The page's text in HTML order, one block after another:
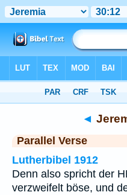
◄
Parallel Verse
Lutherbibel 1912
Denn also spricht der
verzweifelt böse, und